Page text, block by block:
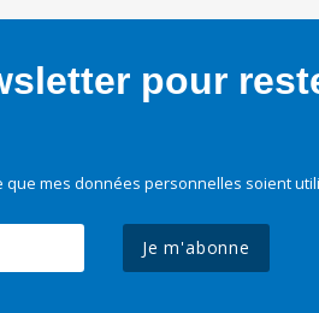
pour
que mes données personnelles soient
Je m'abonne